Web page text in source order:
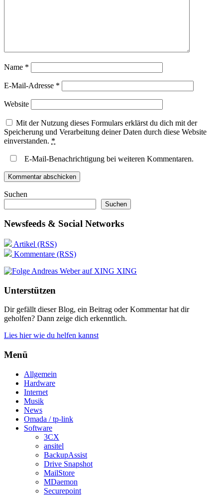
Name *
E-Mail-Adresse *
Website
Mit der Nutzung dieses Formulars erklärst du dich mit der
Speicherung und Verarbeitung deiner Daten durch diese Website
einverstanden. *
E-Mail-Benachrichtigung bei weiteren Kommentaren.
Suchen
Suchen
Newsfeeds & Social Networks
Artikel (RSS)
Kommentare (RSS)
XING
Unterstützen
Dir gefällt dieser Blog, ein Beitrag oder Kommentar hat dir
geholfen? Dann zeige dich erkenntlich.
Lies hier wie du helfen kannst
Menü
Allgemein
Hardware
Internet
Musik
News
Omada / tp-link
Software
3CX
ansitel
BackupAssist
Drive Snapshot
MailStore
MDaemon
Securepoint